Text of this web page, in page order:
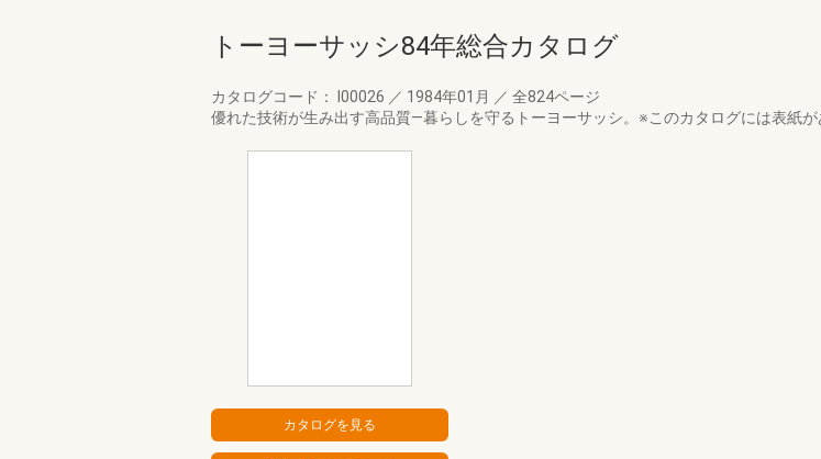
トーヨーサッシ84年総合カタログ
カタログコード： I00026 ／ 1984年01月 ／ 全824ページ
優れた技術が生み出す高品質―暮らしを守るトーヨーサッシ。※このカタログには表紙が